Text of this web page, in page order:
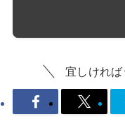
宜しければ